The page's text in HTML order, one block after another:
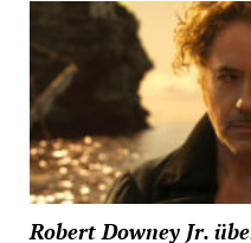
Robert Downey Jr.